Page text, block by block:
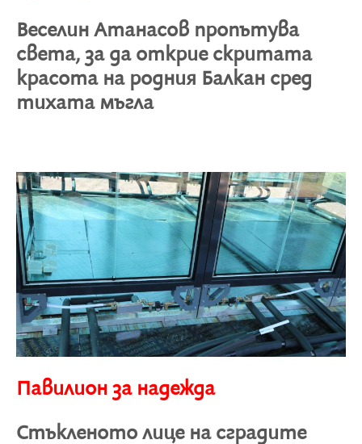
Веселин Атанасов пропътува
света, за да открие скритата
красота на родния Балкан сред
тихата мъгла
Павилион за надежда
Стъкленото лице на сградите